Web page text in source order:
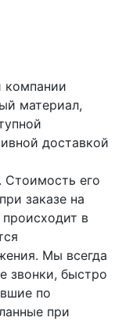
компании
материал,
доставкой
Стоимость его
заказе на
в
Мы всегда
звонки, быстро
по
при